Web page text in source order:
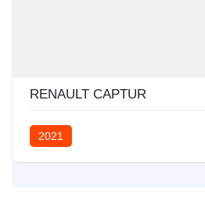
RENAULT CAPTUR
2021